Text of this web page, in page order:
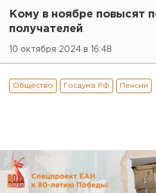
Кому в ноябре повысят
получателей
10 октября 2024 в 16:48
Общество Госдума РФ Пенсии